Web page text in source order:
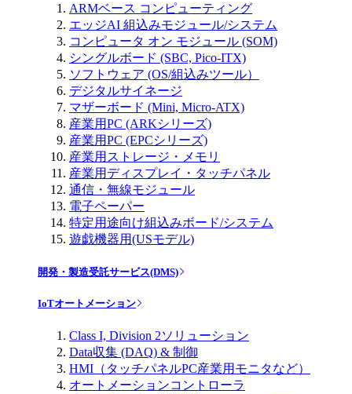
ARMベース コンピューティング
エッジAI 組込みモジュール/システム
コンピュータ オン モジュール (SOM)
シングルボード (SBC, Pico-ITX)
ソフトウェア (OS/組込みツール）
デジタルサイネージ
マザーボード (Mini, Micro-ATX)
産業用PC (ARKシリーズ)
産業用PC (EPCシリーズ)
産業用ストレージ・メモリ
産業用ディスプレイ・タッチパネル
通信・無線モジュール
電子ペーパー
特定用途向け組込みボード/システム
遊戯機器用(USモデル)
開発・製造受託サービス(DMS)
IoTオートメーション
Class I, Division 2ソリューション
Data収集 (DAQ) & 制御
HMI（タッチパネルPC産業用モニタなど）
オートメーションコントローラ